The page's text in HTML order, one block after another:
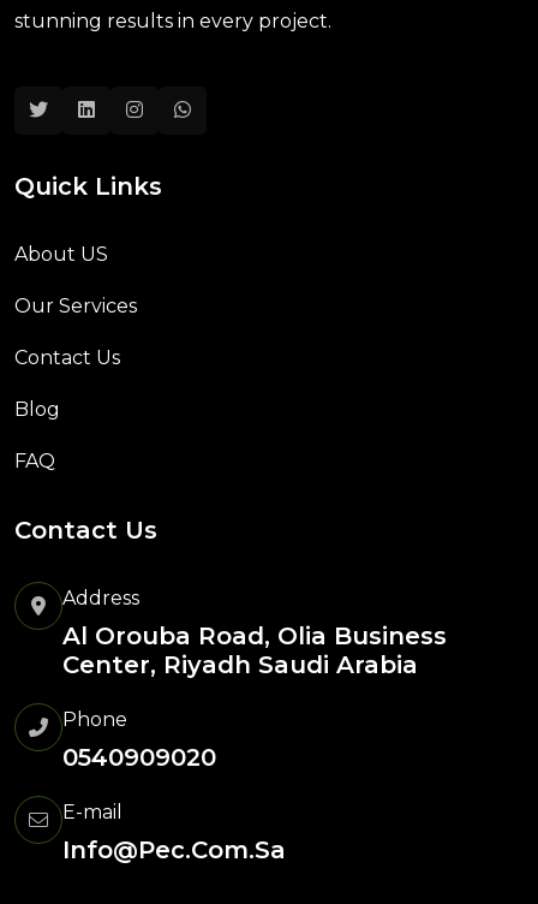
stunning results in every project.
Quick Links
About US
Our Services
Contact Us
Blog
FAQ
Contact Us
Address
Al Orouba Road, Olia Business
Center, Riyadh Saudi Arabia
Phone
0540909020
E-mail
Info@pec.com.sa